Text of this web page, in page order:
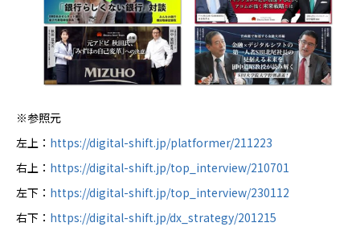
※参照元
左上： https://digital-shift.jp/platformer/211223
右上： https://digital-shift.jp/top_interview/210701
左下： https://digital-shift.jp/top_interview/230112
右下： https://digital-shift.jp/dx_strategy/201215